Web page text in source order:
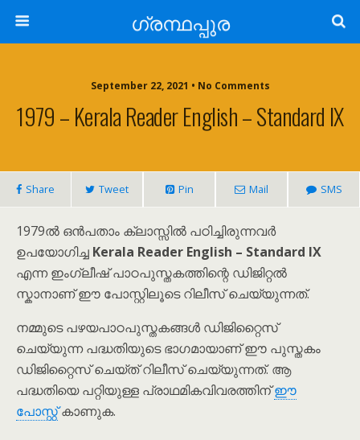
ഗ്രന്ഥപ്പുര
September 22, 2021 • No Comments
1979 – Kerala Reader English – Standard IX
Share Tweet Pin Mail SMS
1979ൽ ഒൻപതാം ക്ലാസ്സിൽ പഠിച്ചിരുന്നവർ
ഉപയോഗിച്ച Kerala Reader English – Standard IX
എന്ന ഇംഗ്ലീഷ് പാഠപുസ്തകത്തിന്റെ ഡിജിറ്റൽ
സ്കാനാണ് ഈ പോസ്റ്റിലൂടെ റിലീസ് ചെയ്യുന്നത്.
നമ്മുടെ പഴയപാഠപുസ്തകങ്ങൾ ഡിജിറ്റൈസ്
ചെയ്യുന്ന പദ്ധതിയുടെ ഭാഗമായാണ് ഈ പുസ്തകം
ഡിജിറ്റൈസ് ചെയ്ത് റിലീസ് ചെയ്യുന്നത്. ആ
പദ്ധതിയെ പറ്റിയുള്ള പ്രാഥമികവിവരത്തിന്ഈ
പോസ്റ്റ്കാണുക.